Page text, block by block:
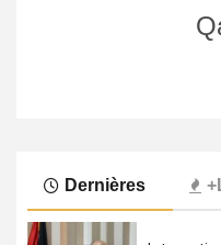
Dernières